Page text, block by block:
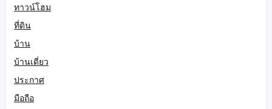
ทาวน์โฮม
ที่ดิน
บ้าน
บ้านเดี่ยว
ประกาศ
มือถือ